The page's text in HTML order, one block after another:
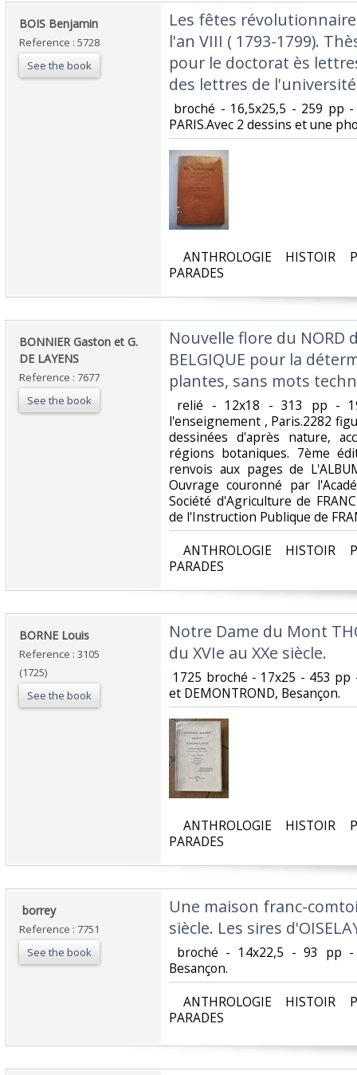
‎BOIS Benjamin‎
Reference : 5728
See the book
‎Les fêtes
l'an VIII ( 1793-1799).
pour le doctorat ès
des lettres de l'université
broché - 16,5x25,5 - 259 pp
PARIS.Avec 2 dessins et une
ANTHROLOGIE HISTOIR
PARADES‎
‎BONNIER Gaston et G.
DE LAYENS‎
Reference : 7677
See the book
‎Nouvelle flore du NORD
BELGIQUE pour la
plantes, sans mots
relié - 12x18 - 313 pp -
l'enseignement , Paris.2282
dessinées d'après nature,
régions botaniques. 7ème
renvois aux pages de
Ouvrage couronné par
Société d'Agriculture de
de l'Instruction Publique de
ANTHROLOGIE HISTOIR
PARADES‎
‎BORNE Louis‎
Reference : 3105
(1725)
See the book
‎Notre Dame du Mont
du XVIe au XXe siècle.‎
1725 broché - 17x25 - 453 pp
et DEMONTROND, Besançon.‎
ANTHROLOGIE HISTOIR
PARADES‎
‎ borrey‎
Reference : 7751
See the book
‎Une maison franc-
siècle. Les sires
broché - 14x22,5 - 93 pp -
Besançon.‎
ANTHROLOGIE HISTOIR
PARADES‎